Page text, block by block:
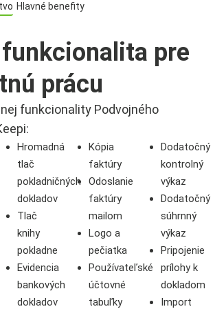
Hlavné benefity
pre
prácu
funkcionality Podvojného
Hromadná
tlač
pokladničných
dokladov
Tlač
knihy
pokladne
Evidencia
bankových
dokladov
Kópia
faktúry
Odoslanie
faktúry
mailom
Logo a
pečiatka
Používateľské
účtovné
tabuľky
Dodatočný
kontrolný
výkaz
Dodatočný
súhrnný
výkaz
Pripojenie
prílohy k
dokladom
Import